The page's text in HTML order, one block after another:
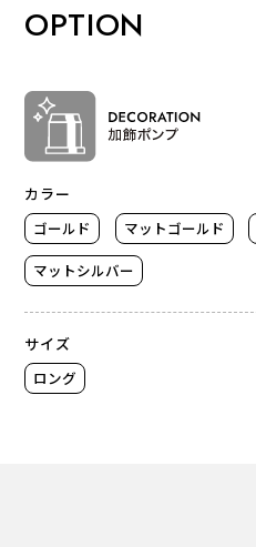
OPTION
カラー
ゴールド マットゴールド
マットシルバー
サイズ
ロング